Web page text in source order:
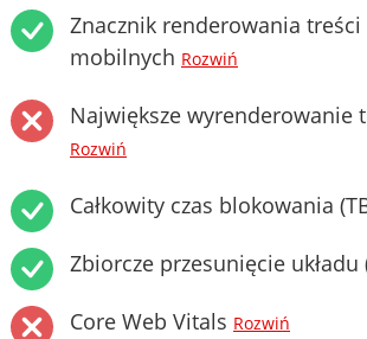
Znacznik renderowania treści
mobilnych Rozwiń
Największe wyrenderowanie
Rozwiń
Całkowity czas blokowania
Zbiorcze przesunięcie układu
Core Web Vitals Rozwiń